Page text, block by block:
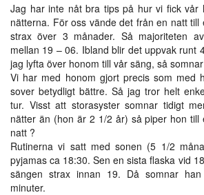
Jag har inte nåt bra tips på hur vi fick vår
nätterna. För oss vände det från en natt
strax över 3 månader. Så majoriteten
mellan 19 – 06. Ibland blir det uppvak runt
jag lyfta över honom till vår säng, så
Vi har med honom gjort precis som med
sover betydligt bättre. Så jag tror helt
tur. Visst att storasyster somnar tidigt
nätter än (hon är 2 1/2 år) så piper hon till
natt ?
Rutinerna vi satt med sonen (5 1/2
pyjamas ca 18:30. Sen en sista flaska vid
sängen strax innan 19. Då somnar
minuter.